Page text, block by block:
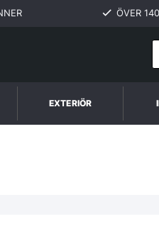
ÖVER
EXTERIÖR